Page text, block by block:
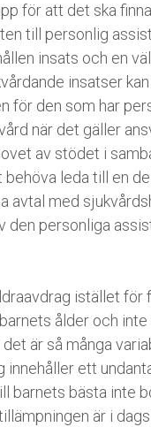
för att det ska
till personlig
insats och en
insatser
för den som har
när det gäller
av stödet i
leda till en
avtal med
den personliga
istället
ålder och
är så många
ett
barnets bästa inte
är i